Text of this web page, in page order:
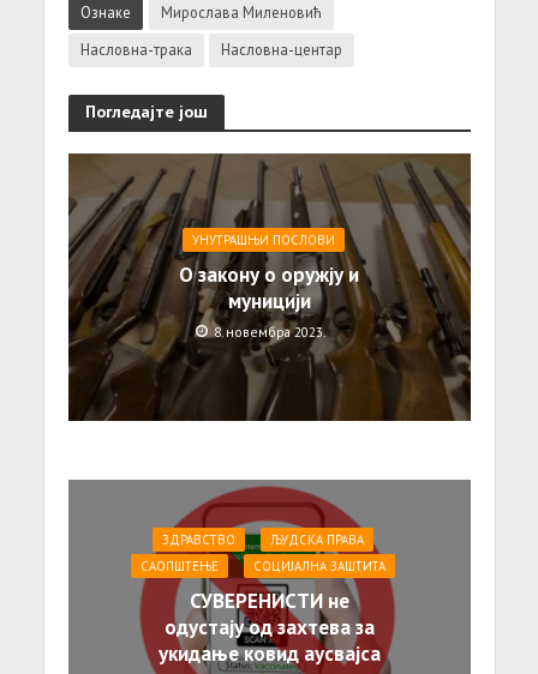
Ознаке
Мирослава Миленовић
Насловна-трака
Насловна-центар
Погледајте још
УНУТРАШЊИ ПОСЛОВИ
О закону о оружју и
муницији
8. новембра 2023.
ЗДРАВСТВО
ЉУДСКА ПРАВА
САОПШТЕЊE
СОЦИЈАЛНА ЗАШТИТА
СУВЕРЕНИСТИ не
одустају од захтева за
укидање ковид аусвајса